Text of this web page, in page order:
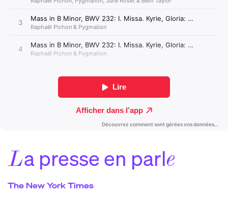
La presse en parle
The New York Times